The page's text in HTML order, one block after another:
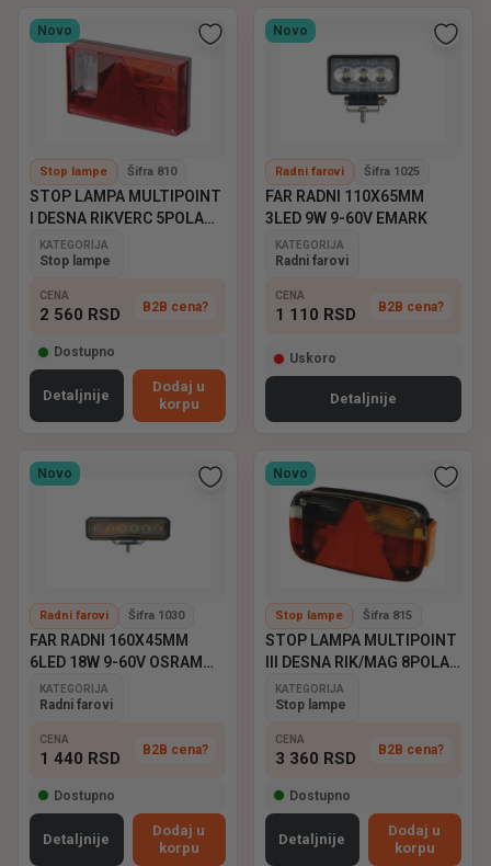
Novo
Stop lampe Šifra 810
STOP LAMPA MULTIPOINT
I DESNA RIKVERC 5POLA
ASPOCK
KATEGORIJA
Stop lampe
CENA
2 560 RSD B2B cena?
Dostupno
Detaljnije
Dodaj u
korpu
Novo
Radni farovi Šifra 1025
FAR RADNI 110X65MM
3LED 9W 9-60V EMARK
KATEGORIJA
Radni farovi
CENA
1 110 RSD B2B cena?
Uskoro
Detaljnije
Novo
Radni farovi Šifra 1030
FAR RADNI 160X45MM
6LED 18W 9-60V OSRAM
EMARK
KATEGORIJA
Radni farovi
CENA
1 440 RSD B2B cena?
Dostupno
Detaljnije
Dodaj u
korpu
Novo
Stop lampe Šifra 815
STOP LAMPA MULTIPOINT
III DESNA RIK/MAG 8POLA
ASPOCK
KATEGORIJA
Stop lampe
CENA
3 360 RSD B2B cena?
Dostupno
Detaljnije
Dodaj u
korpu